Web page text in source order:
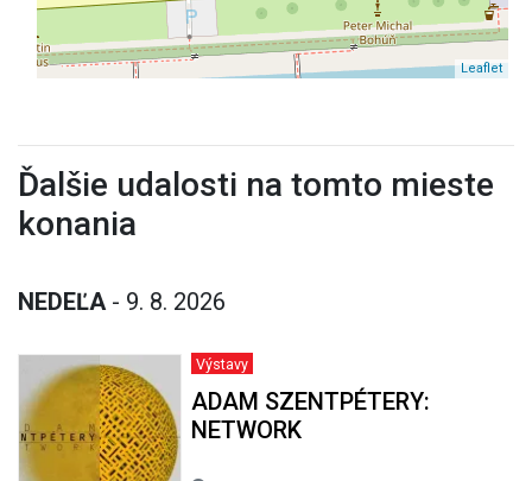
Leaflet
Ďalšie udalosti na tomto mieste
konania
NEDEĽA - 9. 8. 2026
Výstavy
ADAM SZENTPÉTERY:
NETWORK